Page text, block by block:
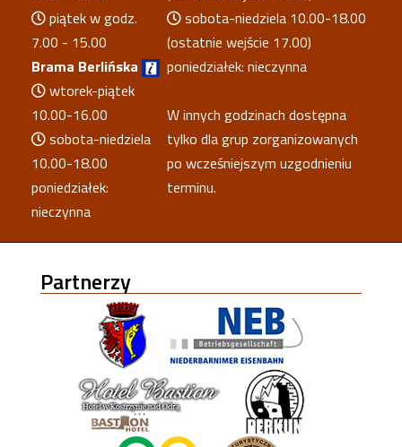
piątek w godz.
7.00 - 15.00
Brama Berlińska
wtorek-piątek
10.00-16.00
sobota-niedziela
10.00-18.00
poniedziałek:
nieczynna
sobota-niedziela 10.00-18.00
(ostatnie wejście 17.00)
poniedziałek: nieczynna
W innych godzinach dostępna
tylko dla grup zorganizowanych
po wcześniejszym uzgodnieniu
terminu.
Partnerzy